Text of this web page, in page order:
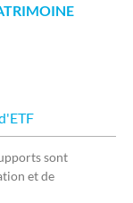
sont
et de